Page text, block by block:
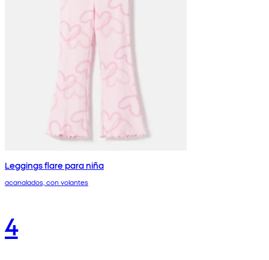
Leggings flare para niña
acanalados, con volantes
4